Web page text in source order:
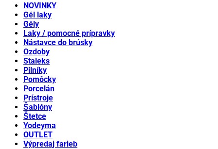
NOVINKY
Gél laky
Gély
Laky / pomocné prípravky
Nástavce do brúsky
Ozdoby
Staleks
Pilníky
Pomôcky
Porcelán
Prístroje
Šablóny
Štetce
Yodeyma
OUTLET
Výpredaj farieb